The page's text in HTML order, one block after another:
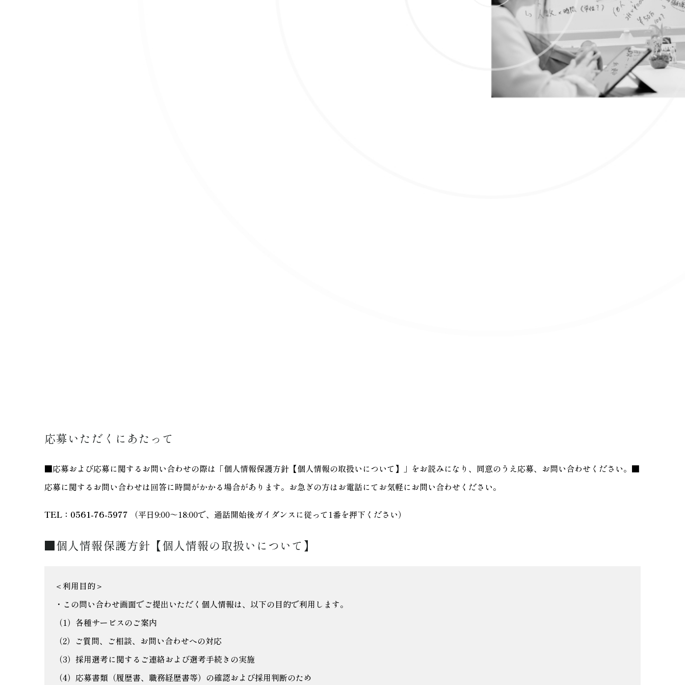
応募いただくにあたって
■応募および応募に関するお問い合わせの際は「個人情報保護方針【個人情報の取扱いについて】」をお読みになり、同意のうえ応募、お問い合わせください。■
応募に関するお問い合わせは回答に時間がかかる場合があります。お急ぎの方はお電話にてお気軽にお問い合わせください。
TEL：0561-76-5977 （平日9:00～18:00で、通話開始後ガイダンスに従って1番を押下ください）
■個人情報保護方針【個人情報の取扱いについて】
＜利用目的＞
・この問い合わせ画面でご提出いただく個人情報は、以下の目的で利用します。
（1）各種サービスのご案内
（2）ご質問、ご相談、お問い合わせへの対応
（3）採用選考に関するご連絡および選考手続きの実施
（4）応募書類（履歴書、職務経歴書等）の確認および採用判断のため